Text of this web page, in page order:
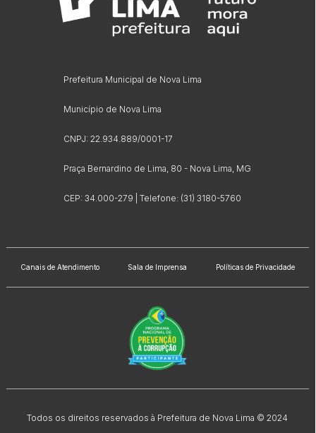
Prefeitura Municipal de Nova Lima
Município de Nova Lima
CNPJ: 22.934.889/0001-17
Praça Bernardino de Lima, 80 - Nova Lima, MG
CEP: 34.000-279 | Telefone: (31) 3180-5760
Canais de Atendimento Sala de Imprensa Políticas de Privacidade
Todos os direitos reservados à Prefeitura de Nova Lima © 2024